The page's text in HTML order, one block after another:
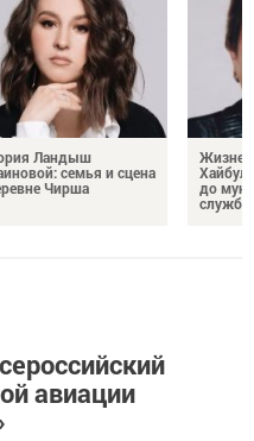
Ландыш
семья и сцена
Чирша
до
службы
авиации